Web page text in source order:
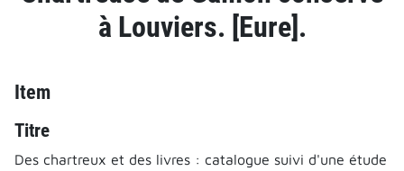
à Louviers. [Eure].
Item
Titre
Des chartreux et des livres : catalogue suivi d'une étude